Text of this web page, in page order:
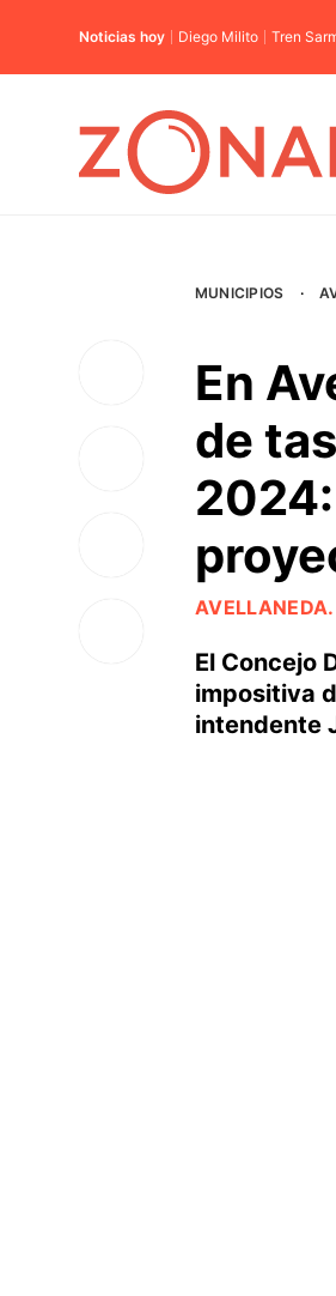
Noticias hoy Diego Milito Tren
MUNICIPIOS ·
En
de
AVELLANEDA.
El Concejo
impositiva
intendente